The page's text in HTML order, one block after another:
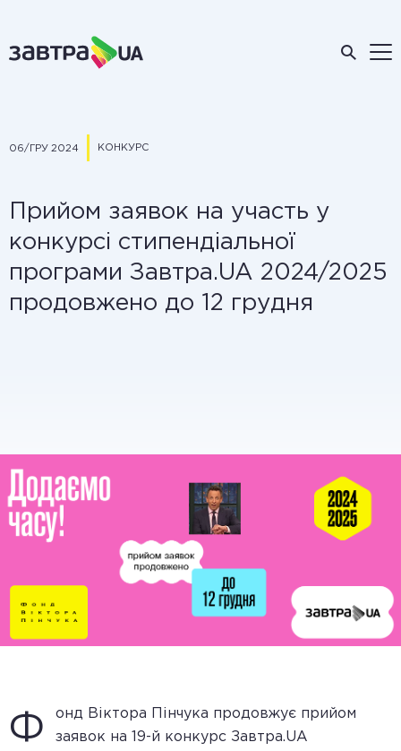
06/ГРУ 2024 КОНКУРС
Прийом заявок на участь у
конкурсі стипендіальної
програми Завтра.UA 2024/2025
продовжено до 12 грудня
Ф
онд Віктора Пінчука продовжує прийом
заявок на 19-й конкурс Завтра.UA